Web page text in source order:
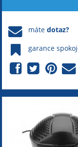
mátedotaz?
garance